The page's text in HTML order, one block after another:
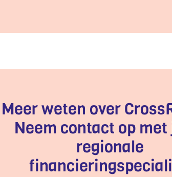
Meer weten over
Neem contact op
regionale